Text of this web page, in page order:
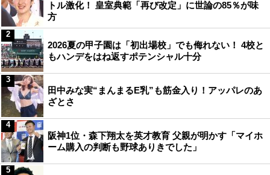
トル激化！ 皇室典範「再び改定」に世論の85％が味
方
2026夏の甲子園は「初出場校」でも侮れない！ 4校と
もハンデをはね返すポテンシャル十分
2
田中みな実“まんまるE乳”も筋金入り！アッパレのあ
ざとさ
3
阪神1位・森下翔太を英才教育 父親が明かす「マイホ
ーム購入の判断も野球ありきでした」
4
5